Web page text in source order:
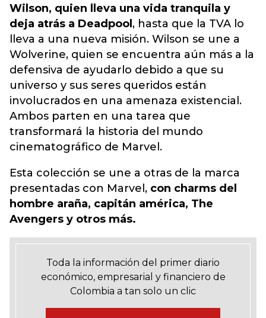
Wilson, quien lleva una vida tranquila y
deja atrás a Deadpool , hasta que la TVA lo
lleva a una nueva misión. Wilson se une a
Wolverine, quien se encuentra aún más a la
defensiva de ayudarlo debido a que su
universo y sus seres queridos están
involucrados en una amenaza existencial.
Ambos parten en una tarea que
transformará la historia del mundo
cinematográfico de Marvel.
Esta colección se une a otras de la marca
presentadas con Marvel, con charms del
hombre araña, capitán américa, The
Avengers y otros más.
Toda la información del primer diario
económico, empresarial y financiero de
Colombia a tan solo un clic